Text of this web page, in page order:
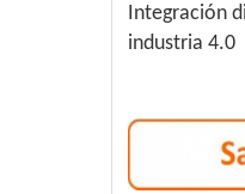
Integración
industria 4.0